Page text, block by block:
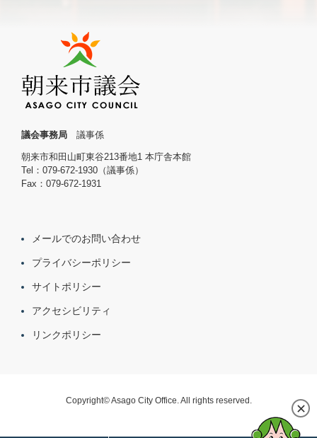
議会事務局 議事係
朝来市和田山町東谷213番地1 本庁舎本館
Tel：079-672-1930（議事係）
Fax：079-672-1931
メールでのお問い合わせ
プライバシーポリシー
サイトポリシー
アクセシビリティ
リンクポリシー
Copyright© Asago City Office. All rights reserved.